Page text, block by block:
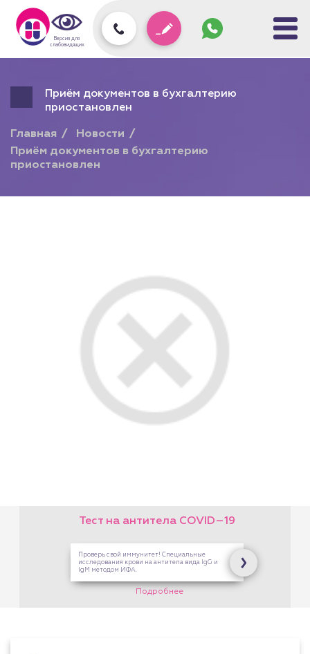
Версия для
слабовидящих
Приём документов в бухгалтерию
приостановлен
Главная
Новости
Приём документов в бухгалтерию
приостановлен
Подарочный сертификат
на любую услугу!
На платные услуги Центра
Здоровой Семьи. В кассах
на Опалихинской,17 и 8
Марта,126
Подробнее